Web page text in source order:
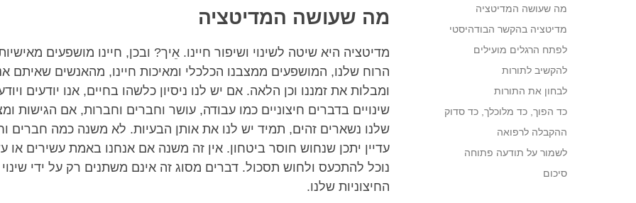
מה שעושה המדיטציה
מדיטציה בהקשר הבודהיסטי
לפתח הרגלים מועילים
להקשיב לתורות
לבחון את התורות
כד הפוך, כד מלוכלך, כד סדוק
ההקבלה לרפואה
לשמור על תודעה פתוחה
סיכום
מה שעושה המדיטציה
מדיטציה היא שיטה לשינוי ושיפור חיינו. אֵיך? ובכן, חיינו מושפעים
הרוח שלנו, המושפעים ממצבנו הכלכלי ומאיכות חיינו, מהאנשים שאיתם
ומבלות את זמננו וכן הלאה. אם יש לנו ניסיון כלשהו בחיים, אנו יודעים
שינויים בדברים חיצוניים כמו עבודה, עושר וחברים וחברות, אם הגישות
שלנו נשארים זהים, תמיד יש לנו את אותן הבעיות. לא משנה כמה חברים
עדיין יתכן שנחוש חוסר ביטחון. אין זה משנה אם אנחנו באמת עשירים או
נוכל להתכעס ולחוש תסכול. דברים מסוג זה אינם משתנים רק על ידי
החיצוניות שלנו.